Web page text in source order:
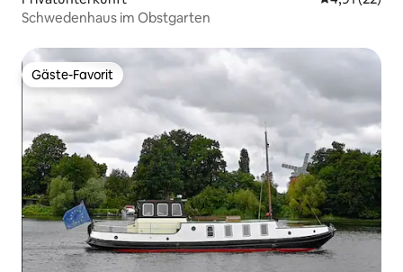
Schwedenhaus im Obstgarten
Gäste-Favorit
Gäste-Favorit